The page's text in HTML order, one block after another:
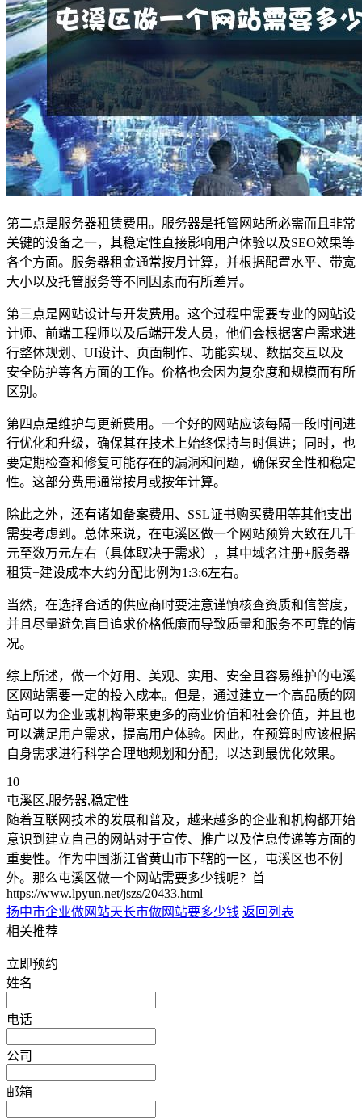
第二点是服务器租赁费用。服务器是托管网站所必需而且非常
关键的设备之一，其稳定性直接影响用户体验以及SEO效果等
各个方面。服务器租金通常按月计算，并根据配置水平、带宽
大小以及托管服务等不同因素而有所差异。
第三点是网站设计与开发费用。这个过程中需要专业的网站设
计师、前端工程师以及后端开发人员，他们会根据客户需求进
行整体规划、UI设计、页面制作、功能实现、数据交互以及
安全防护等各方面的工作。价格也会因为复杂度和规模而有所
区别。
第四点是维护与更新费用。一个好的网站应该每隔一段时间进
行优化和升级，确保其在技术上始终保持与时俱进；同时，也
要定期检查和修复可能存在的漏洞和问题，确保安全性和稳定
性。这部分费用通常按月或按年计算。
除此之外，还有诸如备案费用、SSL证书购买费用等其他支出
需要考虑到。总体来说，在屯溪区做一个网站预算大致在几千
元至数万元左右（具体取决于需求），其中域名注册+服务器
租赁+建设成本大约分配比例为1:3:6左右。
当然，在选择合适的供应商时要注意谨慎核查资质和信誉度，
并且尽量避免盲目追求价格低廉而导致质量和服务不可靠的情
况。
综上所述，做一个好用、美观、实用、安全且容易维护的屯溪
区网站需要一定的投入成本。但是，通过建立一个高品质的网
站可以为企业或机构带来更多的商业价值和社会价值，并且也
可以满足用户需求，提高用户体验。因此，在预算时应该根据
自身需求进行科学合理地规划和分配，以达到最优化效果。
10
屯溪区,服务器,稳定性
随着互联网技术的发展和普及，越来越多的企业和机构都开始
意识到建立自己的网站对于宣传、推广以及信息传递等方面的
重要性。作为中国浙江省黄山市下辖的一区，屯溪区也不例
外。那么屯溪区做一个网站需要多少钱呢？首
https://www.lpyun.net/jszs/20433.html
扬中市企业做网站天长市做网站要多少钱 返回列表
相关推荐
立即预约
姓名
电话
公司
邮箱